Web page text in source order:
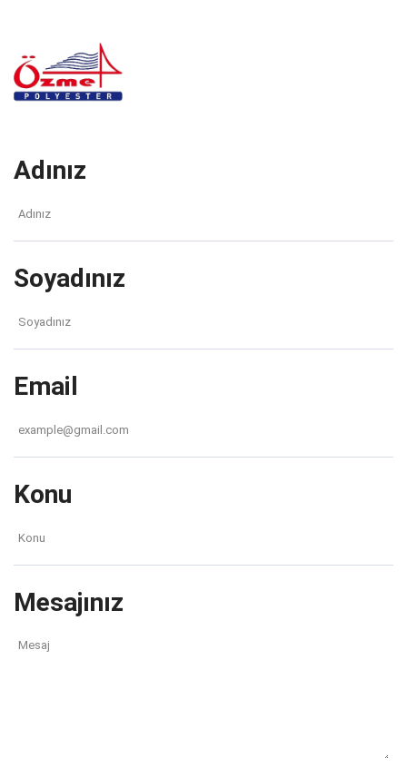
Adınız
Soyadınız
Email
Konu
Mesajınız